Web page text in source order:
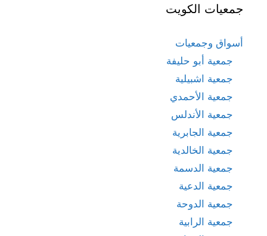
جمعيات الكويت
أسواق وجمعيات
جمعية أبو حليفة
جمعية اشبيلية
جمعية الأحمدي
جمعية الأندلس
جمعية الجابرية
جمعية الخالدية
جمعية الدسمة
جمعية الدعية
جمعية الدوحة
جمعية الرابية